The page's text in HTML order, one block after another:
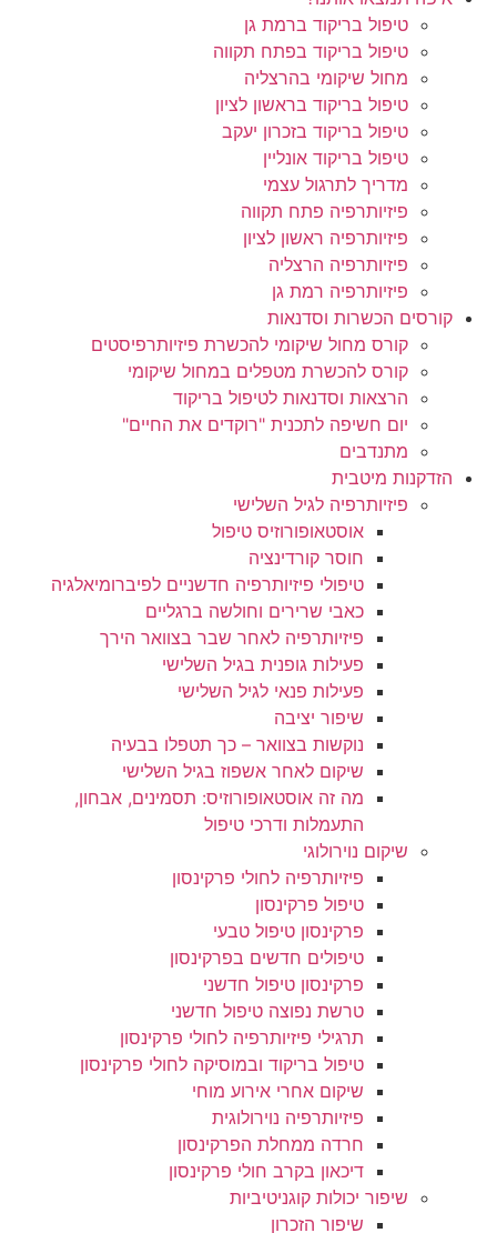
טיפול בריקוד ברמת גן
טיפול בריקוד בפתח תקווה
מחול שיקומי בהרצליה
טיפול בריקוד בראשון לציון
טיפול בריקוד בזכרון יעקב
טיפול בריקוד אונליין
מדריך לתרגול עצמי
פיזיותרפיה פתח תקווה
פיזיותרפיה ראשון לציון
פיזיותרפיה הרצליה
פיזיותרפיה רמת גן
קורסים הכשרות וסדנאות
קורס מחול שיקומי להכשרת פיזיותרפיסטים
קורס להכשרת מטפלים במחול שיקומי
הרצאות וסדנאות לטיפול בריקוד
יום חשיפה לתכנית "רוקדים את החיים"
מתנדבים
הזדקנות מיטבית
פיזיותרפיה לגיל השלישי
אוסטאופורוזיס טיפול
חוסר קורדינציה
טיפולי פיזיותרפיה חדשניים לפיברומיאלגיה
כאבי שרירים וחולשה ברגליים
פיזיותרפיה לאחר שבר בצוואר הירך
פעילות גופנית בגיל השלישי
פעילות פנאי לגיל השלישי
שיפור יציבה
נוקשות בצוואר – כך תטפלו בבעיה
שיקום לאחר אשפוז בגיל השלישי
מה זה אוסטאופורוזיס: תסמינים, אבחון,
התעמלות ודרכי טיפול
שיקום נוירולוגי
פיזיותרפיה לחולי פרקינסון
טיפול פרקינסון
פרקינסון טיפול טבעי
טיפולים חדשים בפרקינסון
פרקינסון טיפול חדשני
טרשת נפוצה טיפול חדשני
תרגילי פיזיותרפיה לחולי פרקינסון
טיפול בריקוד ובמוסיקה לחולי פרקינסון
שיקום אחרי אירוע מוחי
פיזיותרפיה נוירולוגית
חרדה ממחלת הפרקינסון
דיכאון בקרב חולי פרקינסון
שיפור יכולות קוגניטיביות
שיפור הזכרון